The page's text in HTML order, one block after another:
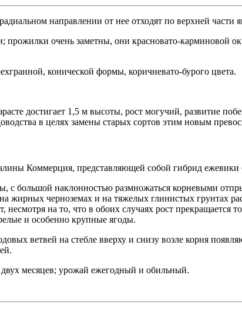
направлении от нее отходят по верхней части
очень заметны, они красновато-карминовой
конической формы, коричневато-бурого цвета.
достигает 1,5 м высоты, рост могучий, развитие
в целях замены старых сортов этим новым
Коммерция, представляющей собой гибрид ежевики
с большой наклонностью размножаться корневыми
жирных черноземах и на тяжелых глинистых грунтах
несмотря на то, что в обоих случаях рост
и особенно крупные ягоды.
ветвей на стебле вверху и снизу возле корня
месяцев; урожай ежегодный и обильный.